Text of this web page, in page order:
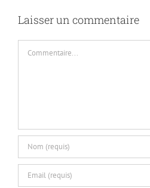
Laisser un commentaire